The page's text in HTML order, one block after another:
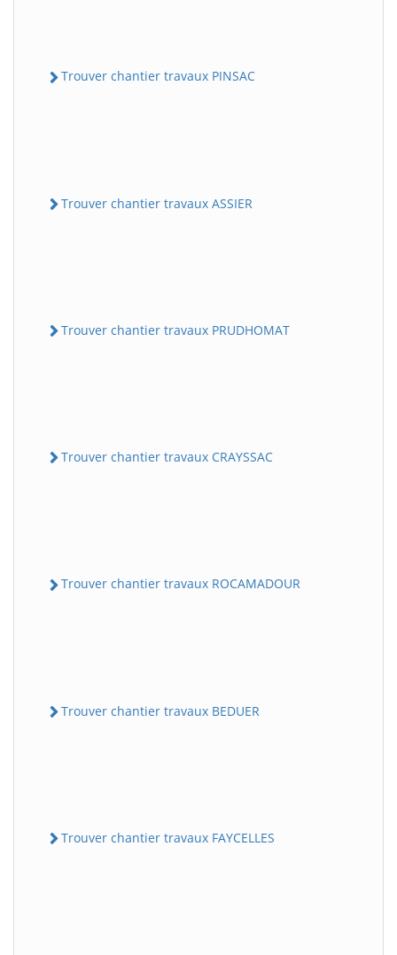
Trouver chantier travaux PINSAC
Trouver chantier travaux ASSIER
Trouver chantier travaux PRUDHOMAT
Trouver chantier travaux CRAYSSAC
Trouver chantier travaux ROCAMADOUR
Trouver chantier travaux BEDUER
Trouver chantier travaux FAYCELLES